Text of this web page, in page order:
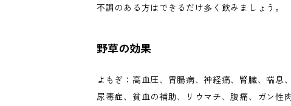
不調のある方はできるだけ多く飲みましょう。
野草の効果
よもぎ：高血圧、胃腸病、神経痛、腎臓、喘息
尿毒症、貧血の補助、リウマチ、腹痛、ガン性